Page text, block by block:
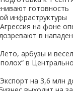
готовность
инфраструктуры
Агрессия на фоне
в
Лето, арбузы и
в
Экспорт на 3,6 млн